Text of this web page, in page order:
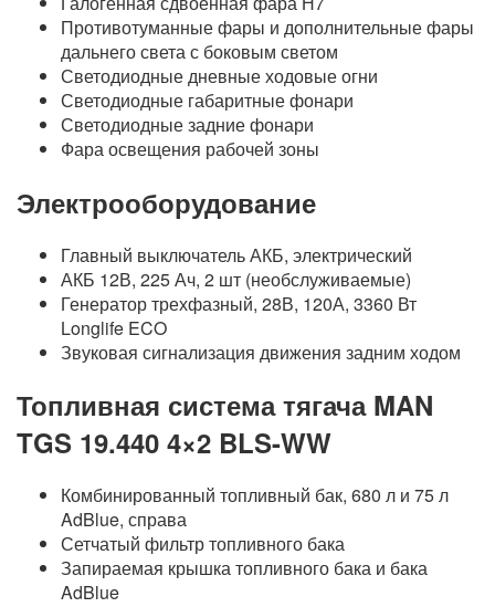
Противотуманные фары и дополнительные фары
дальнего света с боковым светом
Светодиодные дневные ходовые огни
Светодиодные габаритные фонари
Светодиодные задние фонари
Фара освещения рабочей зоны
Электрооборудование
Главный выключатель АКБ, электрический
АКБ 12В, 225 Ач, 2 шт (необслуживаемые)
Генератор трехфазный, 28В, 120А, 3360 Вт
Longlife ECO
Звуковая сигнализация движения задним ходом
Топливная система тягача MAN
TGS 19.440 4×2 BLS-WW
Комбинированный топливный бак, 680 л и 75 л
AdBlue, справа
Сетчатый фильтр топливного бака
Запираемая крышка топливного бака и бака
AdBlue